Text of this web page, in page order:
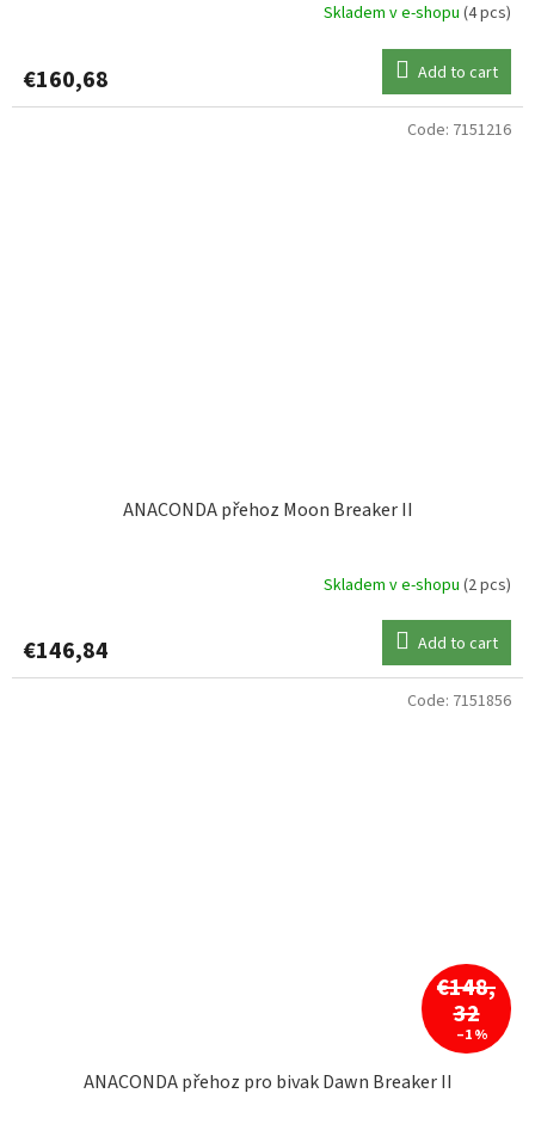
Skladem v e-shopu (4 pcs)
€160,68 Add to cart
ANACONDA přehoz Moon Breaker II
Skladem v e-shopu (2 pcs)
€146,84 Add to cart
Code: 7151216
€148,
32
–1 %
ANACONDA přehoz pro bivak Dawn Breaker II
Code: 7151856